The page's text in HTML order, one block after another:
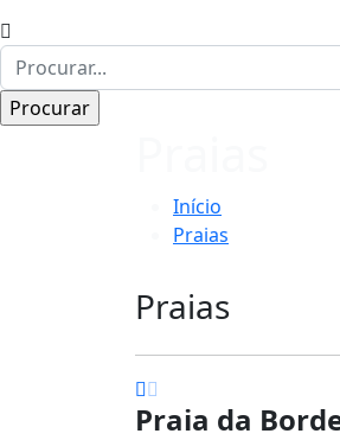
Início
Praias
Praias
Praia da